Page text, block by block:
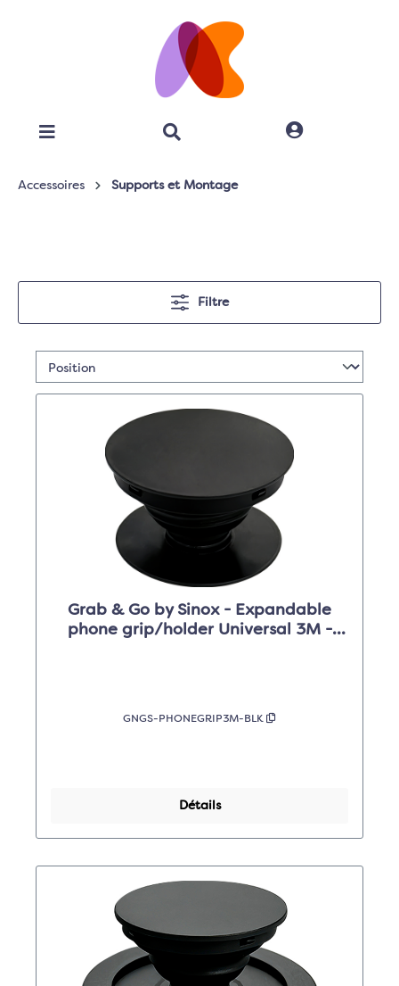
Accessoires Supports et Montage
Filtre
Grab & Go by Sinox - Expandable
phone grip/holder Universal 3M -
GNGS-PHONEGRIP3M-BLK
Détails